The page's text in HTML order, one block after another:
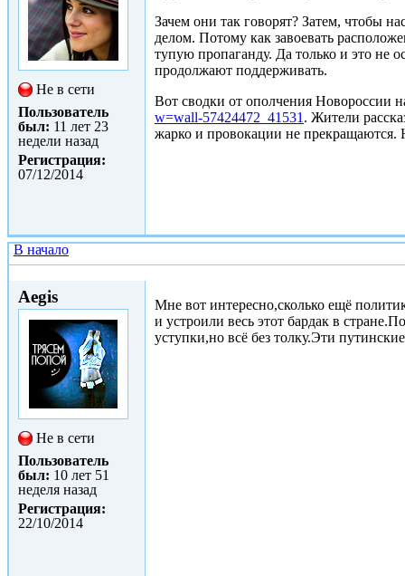
Не в сети
Пользователь
был: 11 лет 23
недели назад
Регистрация:
07/12/2014
Зачем они так говорят? Затем, чтобы
делом. Потому как завоевать
тупую пропаганду. Да только и это не
продолжают поддерживать.
Вот сводки от ополчения Новороссии
w=wall-57424472_41531 . Жители
жарко и провокации не прекращаются.
В начало
Aegis
Не в сети
Пользователь
был: 10 лет 51
неделя назад
Регистрация:
22/10/2014
Мне вот интересно,сколько ещё
и устроили весь этот бардак в
уступки,но всё без толку.Эти